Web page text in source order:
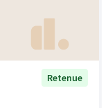
Retenue